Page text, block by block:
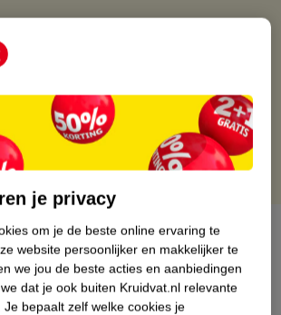
22:00 uur besteld, volgende dag in huis
vanaf 50.00
binnen 30 dagen
je Kruidvat kaart
je privacy
om je de beste online ervaring te
website persoonlijker en makkelijker te
we jou de beste acties en aanbiedingen
dat je ook buiten Kruidvat.nl relevante
Je bepaalt zelf welke cookies je